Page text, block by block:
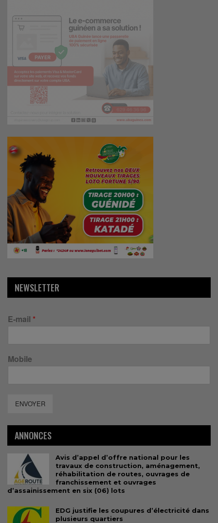
NEWSLETTER
E-mail *
Mobile
ENVOYER
ANNONCES
Avis d’appel d’offre national pour les
travaux de construction, aménagement,
réhabilitation de routes, ouvrages de
franchissement et ouvrages
d’assainissement en six (06) lots
EDG justifie les coupures d’électricité dans
plusieurs quartiers